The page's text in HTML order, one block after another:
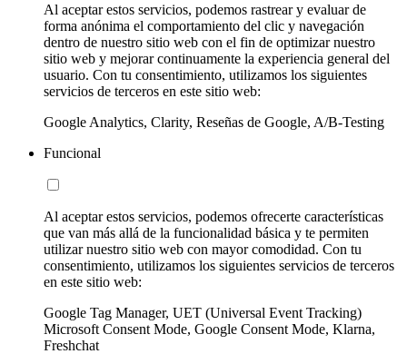
Al aceptar estos servicios, podemos rastrear y evaluar de
forma anónima el comportamiento del clic y navegación
dentro de nuestro sitio web con el fin de optimizar nuestro
sitio web y mejorar continuamente la experiencia general del
usuario. Con tu consentimiento, utilizamos los siguientes
servicios de terceros en este sitio web:
Google Analytics, Clarity, Reseñas de Google, A/B-Testing
Funcional
Al aceptar estos servicios, podemos ofrecerte características
que van más allá de la funcionalidad básica y te permiten
utilizar nuestro sitio web con mayor comodidad. Con tu
consentimiento, utilizamos los siguientes servicios de terceros
en este sitio web:
Google Tag Manager, UET (Universal Event Tracking)
Microsoft Consent Mode, Google Consent Mode, Klarna,
Freshchat